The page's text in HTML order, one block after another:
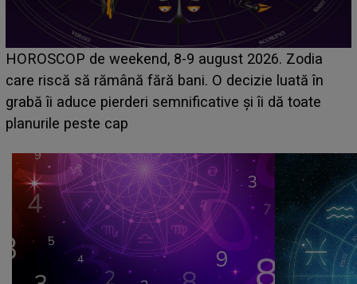
Emanuel a ținut ACEST DETALIU ASCUNS până
acum! În fața Alexandrei, concurentul din Casa Iubirii
face o MĂRTURISIRE NEAȘTEPTATĂ despre mama
sa: "I-am spus și ei în față, eu nu te iubesc pentru